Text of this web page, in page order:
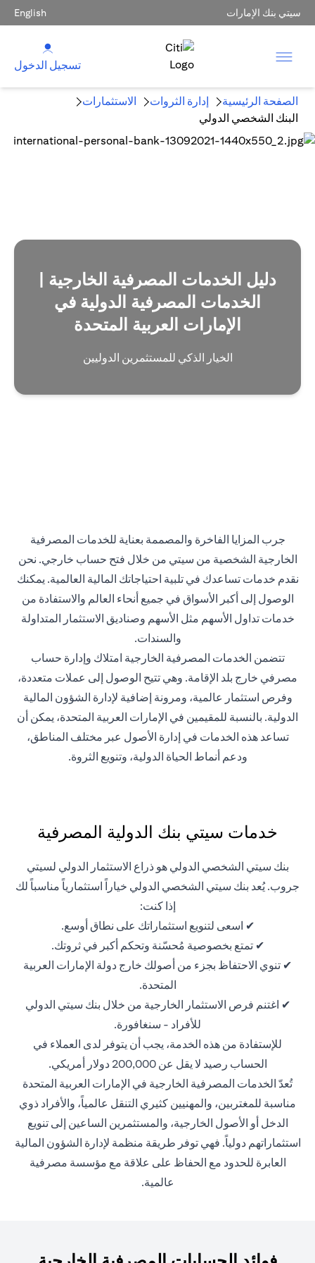
سيتي بنك الإمارات English
تسجيل الدخول
الصفحة الرئيسية إدارة الثروات
الاستثمارات
البنك الشخصي الدولي
دليل الخدمات المصرفية الخارجية |
الخدمات المصرفية الدولية في
الإمارات العربية المتحدة
الخيار الذكي للمستثمرين الدوليين
جرب المزايا الفاخرة والمصممة بعناية للخدمات المصرفية
الخارجية الشخصية من سيتي من خلال فتح حساب خارجي. نحن
نقدم خدمات تساعدك في تلبية احتياجاتك المالية العالمية. يمكنك
الوصول إلى أكبر الأسواق في جميع أنحاء العالم والاستفادة من
خدمات تداول الأسهم مثل الأسهم وصناديق الاستثمار المتداولة
والسندات.
تتضمن الخدمات المصرفية الخارجية امتلاك وإدارة حساب
مصرفي خارج بلد الإقامة. وهي تتيح الوصول إلى عملات متعددة،
وفرص استثمار عالمية، ومرونة إضافية لإدارة الشؤون المالية
الدولية. بالنسبة للمقيمين في الإمارات العربية المتحدة، يمكن أن
تساعد هذه الخدمات في إدارة الأصول عبر مختلف المناطق،
ودعم أنماط الحياة الدولية، وتنويع الثروة.
خدمات سيتي بنك الدولية المصرفية
بنك سيتي الشخصي الدولي هو ذراع الاستثمار الدولي لسيتي
جروب. يُعد بنك سيتي الشخصي الدولي خياراً استثمارياً مناسباً لك
إذا كنت:
✔ اسعى لتنويع استثماراتك على نطاق أوسع.
✔ تمتع بخصوصية مُحسّنة وتحكم أكبر في ثروتك.
✔ تنوي الاحتفاظ بجزء من أصولك خارج دولة الإمارات العربية
المتحدة.
✔ اغتنم فرص الاستثمار الخارجية من خلال بنك سيتي الدولي
للأفراد - سنغافورة.
للإستفادة من هذه الخدمة، يجب أن يتوفر لدى العملاء في
الحساب رصيد لا يقل عن 200,000 دولار أمريكي.
تُعدّ الخدمات المصرفية الخارجية في الإمارات العربية المتحدة
مناسبة للمغتربين، والمهنيين كثيري التنقل عالمياً، والأفراد ذوي
الدخل أو الأصول الخارجية، والمستثمرين الساعين إلى تنويع
استثماراتهم دولياً. فهي توفر طريقة منظمة لإدارة الشؤون المالية
العابرة للحدود مع الحفاظ على علاقة مع مؤسسة مصرفية
عالمية.